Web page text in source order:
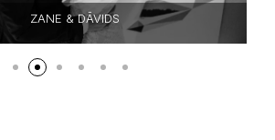
ZANE & DĀVIDS